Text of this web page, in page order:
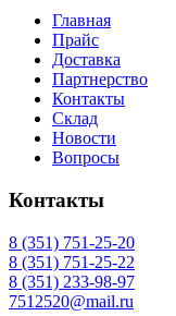
Главная
Прайс
Доставка
Партнерство
Контакты
Склад
Новости
Вопросы
Контакты
8 (351) 751-25-20
8 (351) 751-25-22
8 (351) 233-98-97
7512520@mail.ru